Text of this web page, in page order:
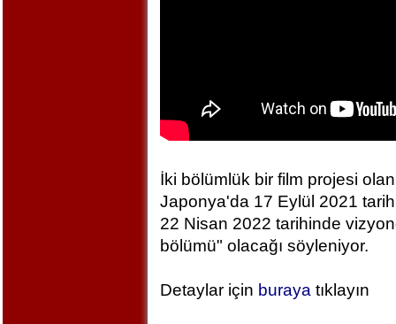
İki bölümlük bir film projesi
Japonya'da 17 Eylül 2021
22 Nisan 2022 tarihinde
bölümü" olacağı söyleniyor.
Detaylar için buraya tıklayın